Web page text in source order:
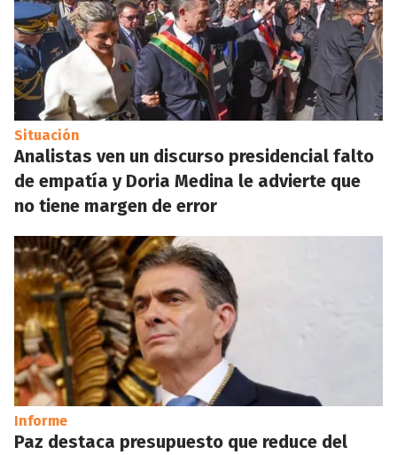
Situación
Analistas ven un discurso presidencial falto
de empatía y Doria Medina le advierte que
no tiene margen de error
Informe
Paz destaca presupuesto que reduce del